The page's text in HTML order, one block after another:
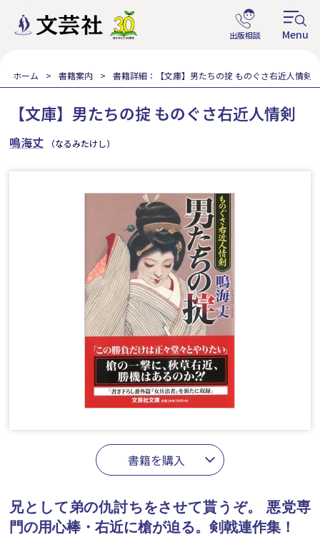
ホーム 書籍案内 書籍詳細：【文庫】男たちの掟 ものぐさ右近人情剣
【文庫】男たちの掟 ものぐさ右近人情剣
鳴海丈 （なるみたけし）
書籍を購入
兄として弟の仇討ちをさせて貰うぞ。
悪党専
門の用心棒・右近に槍が迫る。剣戟連作集！